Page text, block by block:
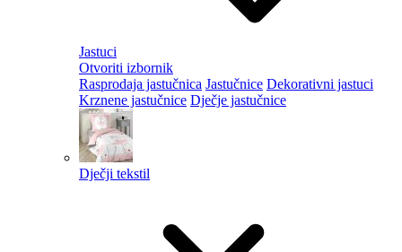
Jastuci
Otvoriti izbornik
Rasprodaja jastučnica Jastučnice Dekorativni jastuci
Krznene jastučnice Dječje jastučnice
Dječji tekstil